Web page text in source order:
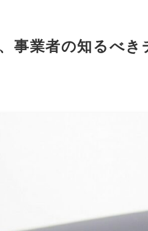
事業者の知るべき